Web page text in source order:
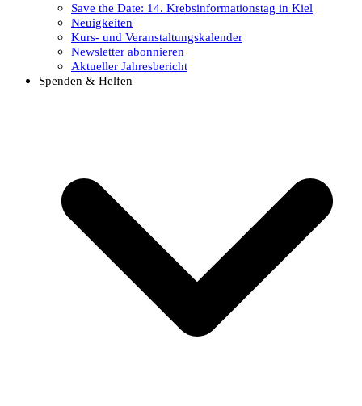
Save the Date: 14. Krebsinformationstag in Kiel
Neuigkeiten
Kurs- und Veranstaltungskalender
Newsletter abonnieren
Aktueller Jahresbericht
Spenden & Helfen